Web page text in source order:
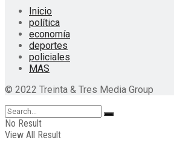
Inicio
política
economía
deportes
policiales
MAS
© 2022 Treinta & Tres Media Group
No Result
View All Result